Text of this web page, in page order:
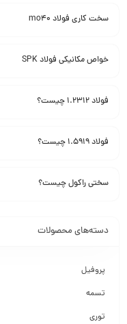
سخت کاری فولاد mo40
خواص مکانیکی فولاد SPK
فولاد 1.2312 چیست؟
فولاد 1.5919 چیست؟
سختی راکول چیست؟
دسته‌های محصولات
پروفیل
تسمه
توری